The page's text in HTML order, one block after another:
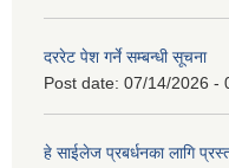
दररेट पेश गर्ने सम्बन्धी सूचना
Post date: 07/14/2026 -
हे साईलेज प्रबर्धनका लागि